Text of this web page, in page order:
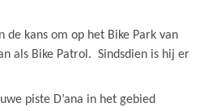
de kans om op het Bike Park van
als Bike Patrol. Sindsdien is hij er
piste D’ana in het gebied